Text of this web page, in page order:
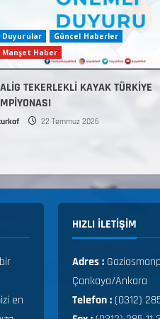
Duyurular
Güncel Haberler
Manşet Haber
TEKERLEKLİ KAYAK TÜRKİYE
22 Temmuz 2026
en
HIZLI ILETIŞIM
Adres :
Çankaya/Ankara
Telefon :(0312)